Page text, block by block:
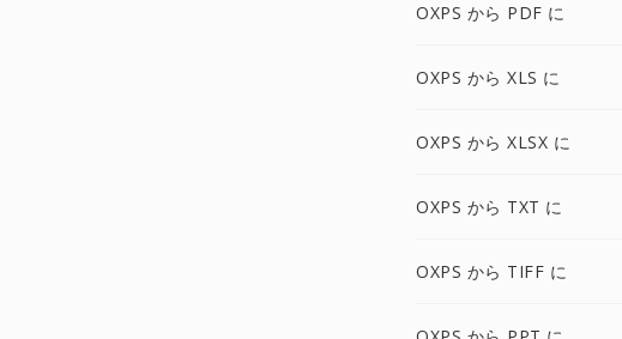
OXPS から PDF に
OXPS から XLS に
OXPS から XLSX に
OXPS から TXT に
OXPS から TIFF に